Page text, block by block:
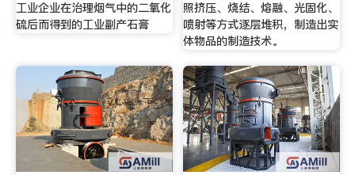
工业企业在治理烟气中的二氧化
硫后而得到的工业副产石膏
照挤压、烧结、熔融、光固化、
喷射等方式逐层堆积，制造出实
体物品的制造技术。